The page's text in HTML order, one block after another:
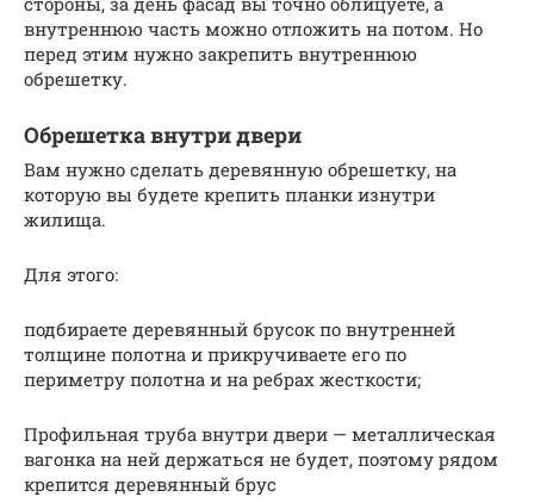
внутреннюю часть можно отложить на потом. Но
перед этим нужно закрепить внутреннюю
обрешетку.
Обрешетка внутри двери
Вам нужно сделать деревянную обрешетку, на
которую вы будете крепить планки изнутри
жилища.
Для этого:
подбираете деревянный брусок по внутренней
толщине полотна и прикручиваете его по
периметру полотна и на ребрах жесткости;
Профильная труба внутри двери — металлическая
вагонка на ней держаться не будет, поэтому рядом
крепится деревянный брус